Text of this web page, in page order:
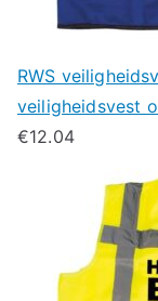
RWS
veiligheidsvest
€12.04